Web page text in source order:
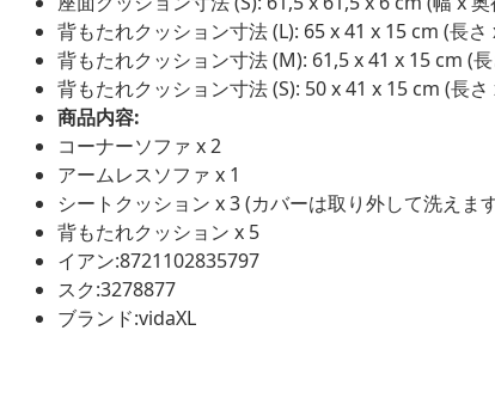
背もたれクッション寸法 (L): 65 x 41 x 15 cm (長さ
背もたれクッション寸法 (M): 61,5 x 41 x 15 cm (
背もたれクッション寸法 (S): 50 x 41 x 15 cm (長さ
商品内容:
コーナーソファ x 2
アームレスソファ x 1
シートクッション x 3 (カバーは取り外して洗えま
背もたれクッション x 5
イアン:8721102835797
スク:3278877
ブランド:vidaXL